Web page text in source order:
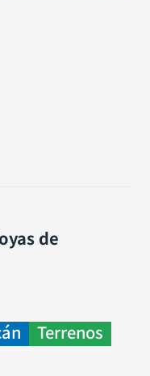
de
Terrenos